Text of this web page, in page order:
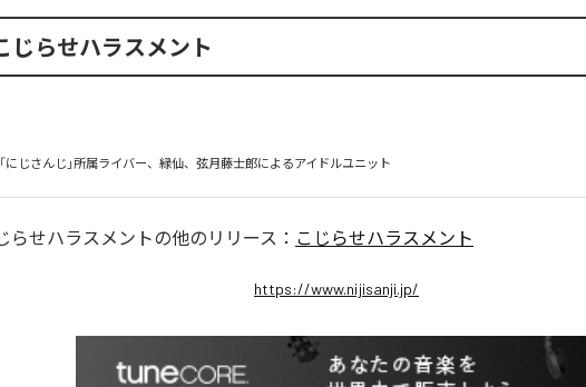
じらせハラスメント
「にじさんじ」所属ライバー、緑仙、弦月藤士郎によるアイドルユニット
らせハラスメントの他のリリース： こじらせハラスメント
https://www.nijisanji.jp/